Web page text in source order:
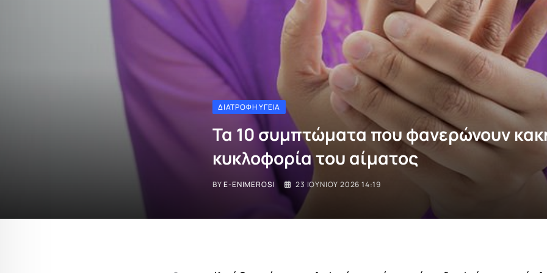
ΔΙΑΤΡΟΦΉ ΥΓΕΊΑ
Τα 10 συμπτώματα που φανερώνουν
κυκλοφορία του αίματος
BYE-ENIMEROSI 23 ΙΟΥΝΊΟΥ 2026 14:19